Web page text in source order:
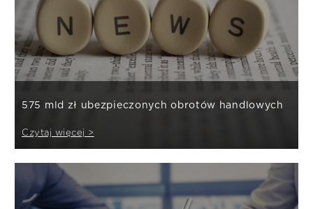
575 mld zł ubezpieczonych obrotów handlowych
Czytaj więcej >